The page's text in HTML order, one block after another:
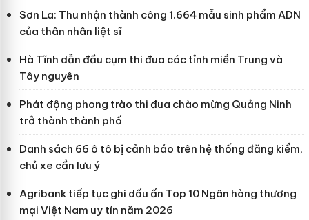
Sơn La: Thu nhận thành công 1.664 mẫu sinh phẩm ADN
của thân nhân liệt sĩ
Hà Tĩnh dẫn đầu cụm thi đua các tỉnh miền Trung và
Tây nguyên
Phát động phong trào thi đua chào mừng Quảng Ninh
trở thành thành phố
Danh sách 66 ô tô bị cảnh báo trên hệ thống đăng kiểm,
chủ xe cần lưu ý
Agribank tiếp tục ghi dấu ấn Top 10 Ngân hàng thương
mại Việt Nam uy tín năm 2026